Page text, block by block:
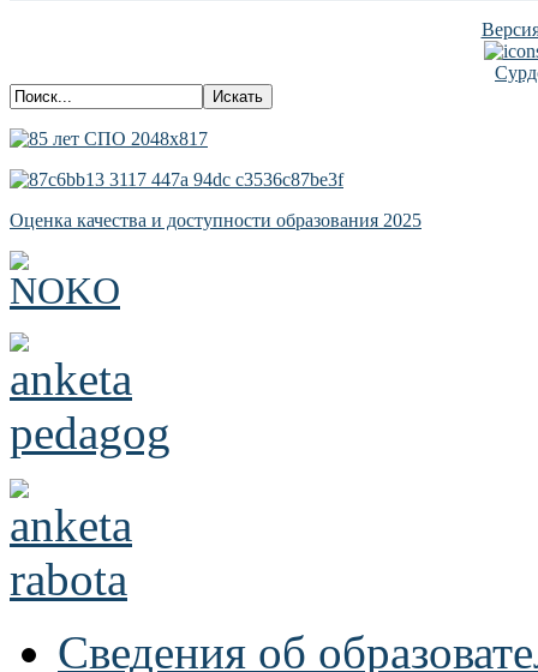
Оценка качества и доступности образования 2025
Сведения об